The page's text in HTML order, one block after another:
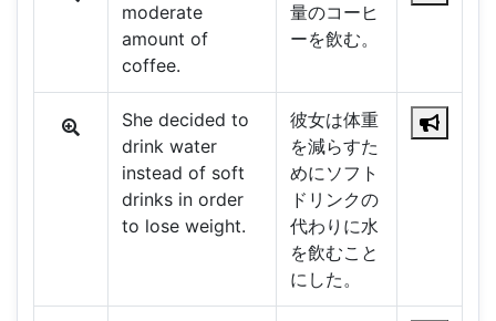
moderate
amount of
coffee.
量のコーヒ
ーを飲む。
She decided to
drink water
instead of soft
drinks in order
to lose weight.
彼女は体重
を減らすた
めにソフト
ドリンクの
代わりに水
を飲むこと
にした。